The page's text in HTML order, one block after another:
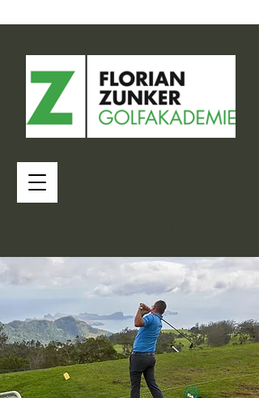
im Golf Resort Semlin